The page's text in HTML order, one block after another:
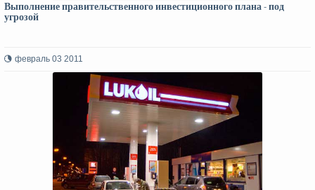
Выполнение правительственного инвестиционного плана - под
угрозой
февраль 03 2011